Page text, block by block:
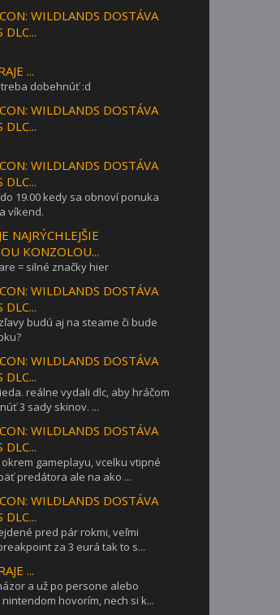
WILDLANDS DOSTÁVA
DLC...
...
dobehnúť :d
WILDLANDS DOSTÁVA
DLC...
WILDLANDS DOSTÁVA
DLC...
19.00 kedy sa obnoví ponuka
víkend.
NAJRÝCHLEJŠIE
KONZOLOU...
= silné značky hier
WILDLANDS DOSTÁVA
DLC...
budú aj na steame či bude
WILDLANDS DOSTÁVA
DLC...
reálne vydali dlc, aby hráčom
3 sady skinov. ...
WILDLANDS DOSTÁVA
DLC...
gameplayu, vcelku vtipné
predátora ale na ako ...
WILDLANDS DOSTÁVA
DLC...
pred pár rokmi, veľmi
za 3 eurá tak to s...
...
a už po persone alebo
hovorím, nech si k...